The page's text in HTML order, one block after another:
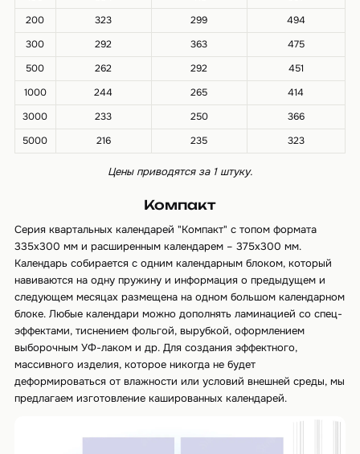
200
323 299
494
300
292 363
475
500
262 292
451
1000
244 265
414
3000
233 250
366
5000
216 235 323
Цены приводятся за 1 штуку.
Компакт
Серия квартальных календарей "Компакт" с топом формата
335х300 мм и расширенным календарем – 375х300 мм.
Календарь собирается с одним календарным блоком, который
навиваются на одну пружину и информация о предыдущем и
следующем месяцах размещена на одном большом календарном
блоке. Любые календари можно дополнять ламинацией со спец-
эффектами, тиснением фольгой, вырубкой, оформлением
выборочным УФ-лаком и др. Для создания эффектного,
массивного изделия, которое никогда не будет
деформироваться от влажности или условий внешней среды, мы
предлагаем изготовление кашированных календарей.